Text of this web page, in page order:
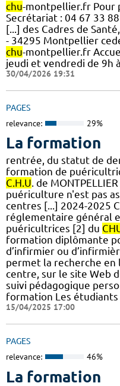
chu-montpellier.fr Pour
Secrétariat : 04 67 33
[...] des Cadres de
- 34295 Montpellier
chu-montpellier.fr
jeudi et vendredi de 9h
30/04/2026 19:31
PAGES
relevance: 29%
La formation
rentrée, du statut de
formation de
C.H.U. de
puériculture n'est pas
centres [...] 2024-2025
réglementaire général
puéricultrices [2] du
formation diplômante
d’infirmier ou
permet la recherche en
centre, sur le site Web
suivi pédagogique
formation Les étudiants
15/04/2025 17:00
PAGES
relevance: 46%
La formation